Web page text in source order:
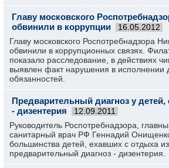
Главу московского
обвинили в коррупции
16.05.2012
Главу московского Роспотребнадзора
обвинили в коррупционных связях.
показало расследование, в действиях
выявлен факт нарушения в исполнении
обязанностей.
Предварительный диагноз у
- дизентерия
12.09.2011
Руководитель Роспотребнадзора,
санитарный врач РФ Геннадий
большинства детей, ехавших с отдыха
предварительный диагноз - дизентерия.